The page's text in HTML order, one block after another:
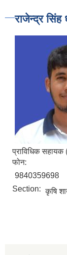
राजेन्द्र सिंह
प्राविधिक सहायक
फोन:
9840359698
Section: कृषि